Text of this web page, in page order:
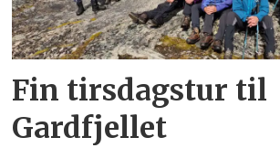
Fin tirsdagstur til
Gardfjellet